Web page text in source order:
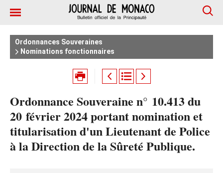
Ordonnances Souveraines
Nominations fonctionnaires
Ordonnance Souveraine n° 10.413 du
20 février 2024 portant nomination et
titularisation d'un Lieutenant de Police
à la Direction de la Sûreté Publique.